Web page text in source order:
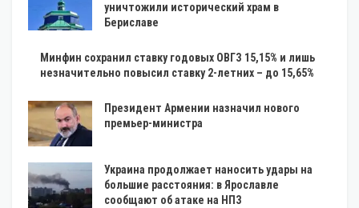
уничтожили исторический храм в
Бериславе
Минфин сохранил ставку годовых ОВГЗ 15,15% и лишь
незначительно повысил ставку 2-летних – до 15,65%
Президент Армении назначил нового
премьер-министра
Украина продолжает наносить удары на
большие расстояния: в Ярославле
сообщают об атаке на НПЗ